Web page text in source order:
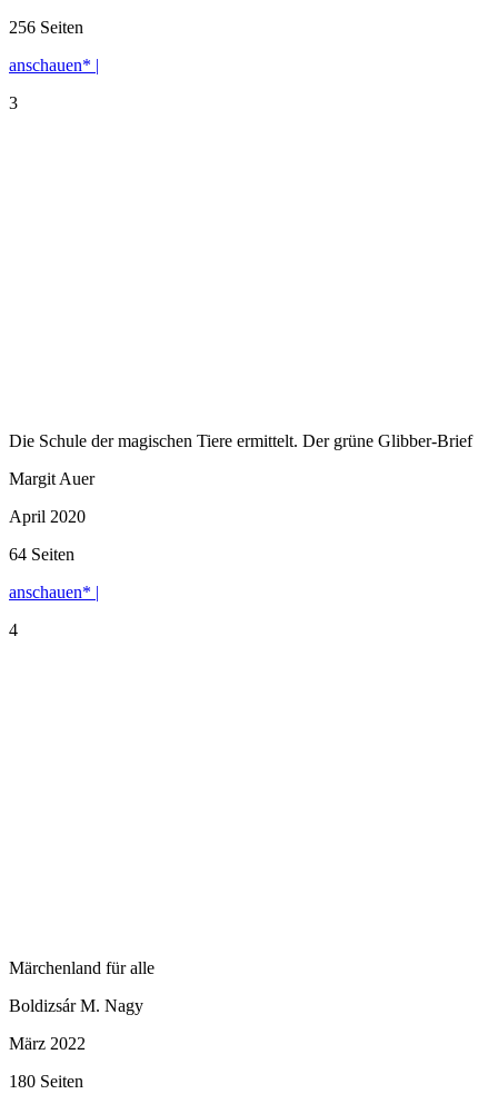
256 Seiten
anschauen* |
3
Die Schule der magischen Tiere ermittelt. Der grüne Glibber-Brief
Margit Auer
April 2020
64 Seiten
anschauen* |
4
Märchenland für alle
Boldizsár M. Nagy
März 2022
180 Seiten